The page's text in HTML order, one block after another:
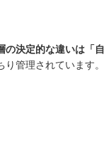
の決定的な違いは「
管理されています。